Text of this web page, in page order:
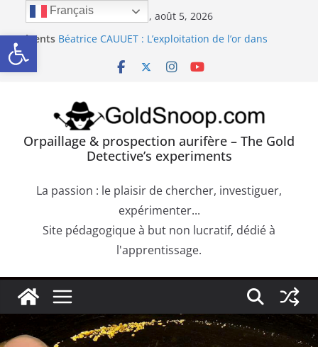
Ouvrir la barre d’outils
Passer
contenu
mercredi, août 5, 2026
Récents
:
Orpaillage : chercher de l’or dans les dépôts sur le
bedrock
l’Europe Antique (Hispania, Gallia, Dacia)
aurifère ?
Trouver de l’or sur les failles du bedrock dans les
dépôts aurifères et les moquettes de racines
Orpaillage : chercher de l’or dans les alluvions
Orpaillage & prospection aurifère – The Gold
Detective’s experiments
La passion : le plaisir de chercher, investiguer,
expérimenter...
Site pédagogique à but non lucratif, dédié à
l'apprentissage.
Français